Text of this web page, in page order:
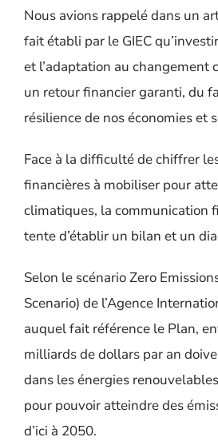
Nous avions rappelé dans un
fait établi par le GIEC qu’investir
et l’adaptation au changement
un retour financier garanti, du
résilience de nos économies et
Face à la difficulté de chiffrer
financières à mobiliser pour
climatiques, la communication
tente d’établir un bilan et un
Selon le scénario Zero
Scenario) de l’Agence
auquel fait référence le Plan,
milliards de dollars par an
dans les énergies
pour pouvoir atteindre des
d’ici à 2050.